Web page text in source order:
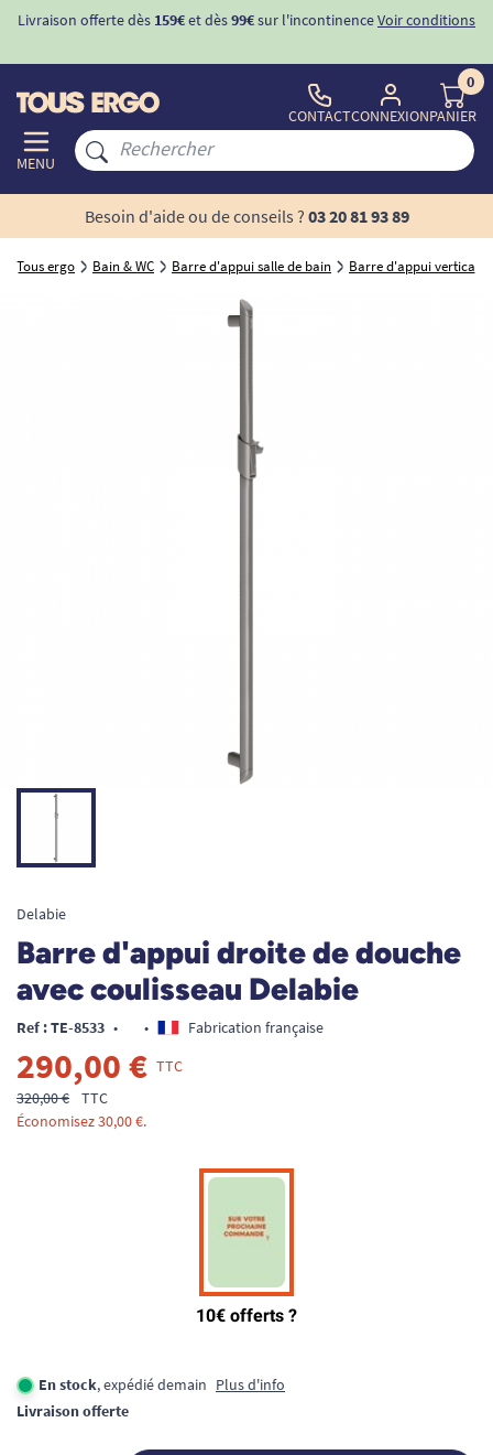
Livraison offerte dès 159€et dès99€sur l'incontinenceVoir conditions
MENU
CONTACTCONNEXION
0
PANIER
Besoin d'aide ou de conseils ? 03 20 81 93 89
Tous ergo Bain & WC Barre d'appui salle de bain Barre d'appui verticale
Delabie
Barre d'appui droite de douche
avec coulisseau Delabie
Ref : TE-8533 • • Fabrication française
290,00 € TTC
320,00 €
TTC
Économisez 30,00 €.
En stock, expédié demain Plus d'info
Livraison offerte